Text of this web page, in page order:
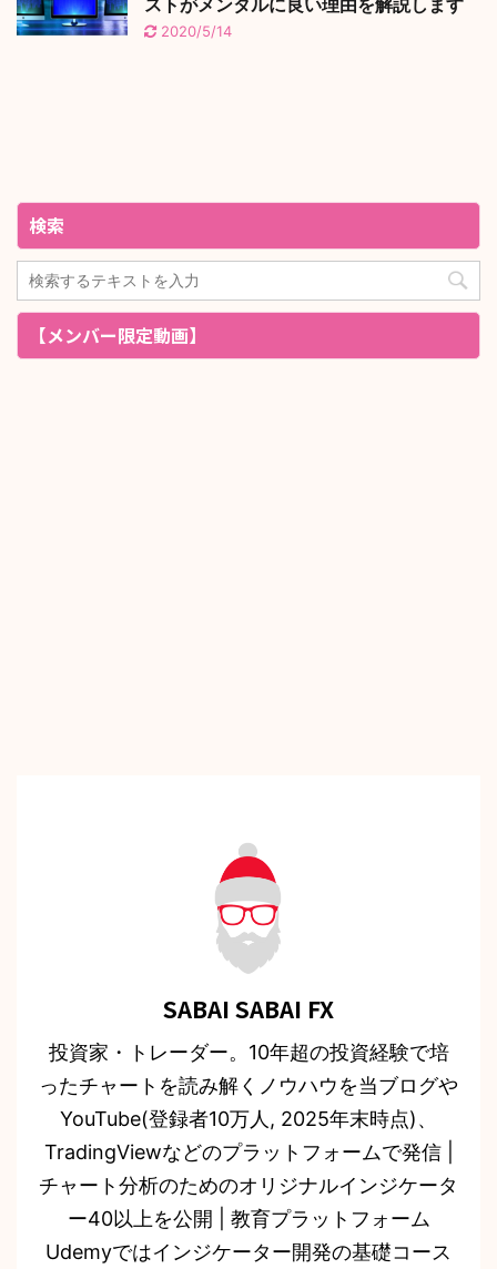
2020/5/14
検索
【メンバー限定動画】
SABAI SABAI FX
投資家・トレーダー。10年超の投資経験で培
ったチャートを読み解くノウハウを当ブログや
YouTube(登録者10万人, 2025年末時点)、
TradingViewなどのプラットフォームで発信 |
チャート分析のためのオリジナルインジケータ
ー40以上を公開 | 教育プラットフォーム
Udemyではインジケーター開発の基礎コース